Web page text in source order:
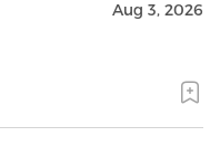
Aug 3, 2026